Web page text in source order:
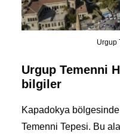
Urgup
Urgup Temenni
bilgiler
Kapadokya
Temenni Tepesi. Bu